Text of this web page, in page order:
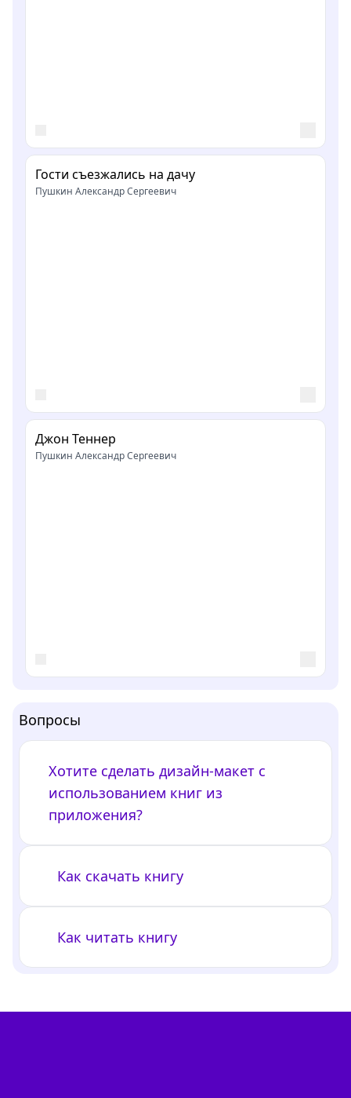
Гости съезжались на дачу
Пушкин Александр Сергеевич
Джон Теннер
Пушкин Александр Сергеевич
Вопросы
Хотите сделать дизайн-макет с
использованием книг из
приложения?
Как скачать книгу
Как читать книгу